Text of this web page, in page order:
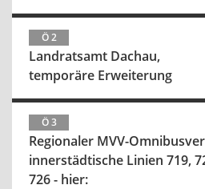
Ö 2
Landratsamt Dachau,
temporäre Erweiterung
Ö 3
Regionaler MVV-
innerstädtische Linien 719,
726 - hier: